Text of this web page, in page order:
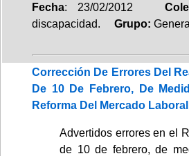
Fecha: 23/02/2012
discapacidad.
Grupo: General
Corrección De Errores Del
De 10 De Febrero, De
Reforma Del Mercado Laboral
Advertidos errores en el
de 10 de febrero, de